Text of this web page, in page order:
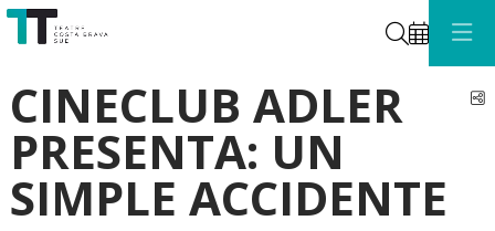
Cerca
CINECLUB ADLER
PRESENTA: UN
SIMPLE ACCIDENTE